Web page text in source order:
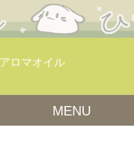
ロマオイル
MENU